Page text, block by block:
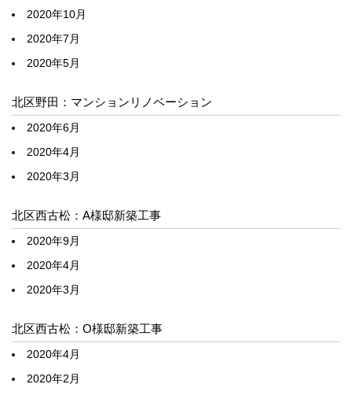
2020年10月
2020年7月
2020年5月
北区野田：マンションリノベーション
2020年6月
2020年4月
2020年3月
北区西古松：A様邸新築工事
2020年9月
2020年4月
2020年3月
北区西古松：O様邸新築工事
2020年4月
2020年2月